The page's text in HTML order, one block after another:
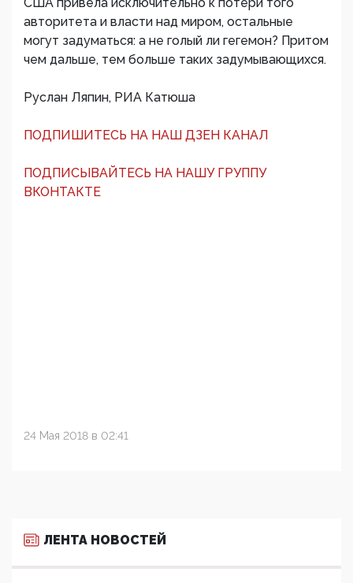
авторитета и власти над миром, остальные
могут задуматься: а не голый ли гегемон? Притом
чем дальше, тем больше таких задумывающихся.
Руслан Ляпин, РИА Катюша
ПОДПИШИТЕСЬ НА НАШ ДЗЕН КАНАЛ
ПОДПИСЫВАЙТЕСЬ НА НАШУ ГРУППУ
ВКОНТАКТЕ
24 Мая 2018 в 02:41
ЛЕНТА НОВОСТЕЙ